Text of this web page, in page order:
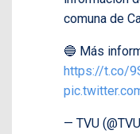
comuna de
🔵 Más
https://t.co/
— TVU